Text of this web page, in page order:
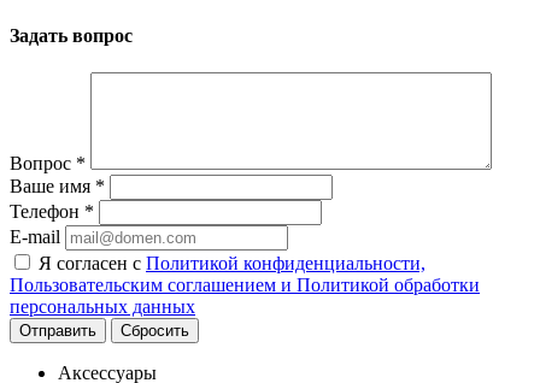
Задать вопрос
Вопрос *
Ваше имя *
Телефон *
E-mail
Я согласен с Политикой конфиденциальности,
Пользовательским соглашением и Политикой обработки
персональных данных
Сбросить
Аксессуары